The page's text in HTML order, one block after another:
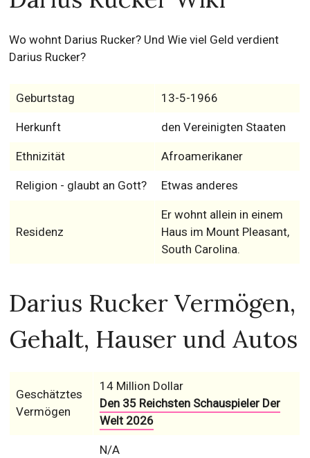
Wo wohnt Darius Rucker? Und Wie viel Geld verdient
Darius Rucker?
Geburtstag 13-5-1966
Herkunft den Vereinigten Staaten
Ethnizität Afroamerikaner
Religion - glaubt an Gott? Etwas anderes
Residenz
Er wohnt allein in einem
Haus im Mount Pleasant,
South Carolina.
Darius Rucker Vermögen,
Gehalt, Hauser und Autos
Geschätztes
Vermögen
14 Million Dollar
Den 35 Reichsten Schauspieler Der
Welt 2026
N/A